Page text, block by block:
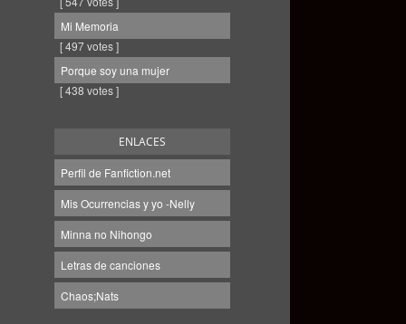
Mi Memoria
[ 497 votes ]
Porque soy una mujer
[ 438 votes ]
ENLACES
Perfil de Fanfiction.net
Mis Ocurrencias y yo -Nelly
Minna no Nihongo
Letras de canciones
Chaos;Nats